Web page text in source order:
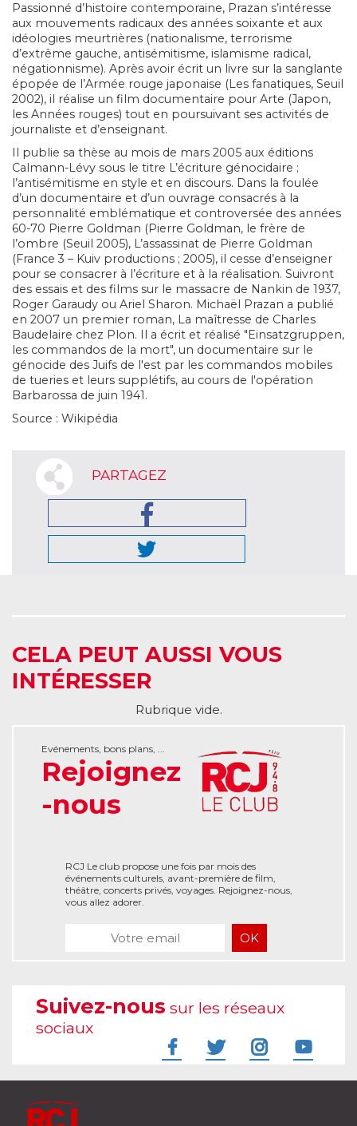
Passionné d’histoire contemporaine, Prazan s’intéresse
aux mouvements radicaux des années soixante et aux
idéologies meurtrières (nationalisme, terrorisme
d’extrême gauche, antisémitisme, islamisme radical,
négationnisme). Après avoir écrit un livre sur la sanglante
épopée de l’Armée rouge japonaise (Les fanatiques, Seuil
2002), il réalise un film documentaire pour Arte (Japon,
les Années rouges) tout en poursuivant ses activités de
journaliste et d’enseignant.
Il publie sa thèse au mois de mars 2005 aux éditions
Calmann-Lévy sous le titre L’écriture génocidaire ;
l’antisémitisme en style et en discours. Dans la foulée
d’un documentaire et d’un ouvrage consacrés à la
personnalité emblématique et controversée des années
60-70 Pierre Goldman (Pierre Goldman, le frère de
l’ombre (Seuil 2005), L’assassinat de Pierre Goldman
(France 3 – Kuiv productions ; 2005), il cesse d’enseigner
pour se consacrer à l’écriture et à la réalisation. Suivront
des essais et des films sur le massacre de Nankin de 1937,
Roger Garaudy ou Ariel Sharon. Michaël Prazan a publié
en 2007 un premier roman, La maîtresse de Charles
Baudelaire chez Plon. Il a écrit et réalisé "Einsatzgruppen,
les commandos de la mort", un documentaire sur le
génocide des Juifs de l'est par les commandos mobiles
de tueries et leurs supplétifs, au cours de l'opération
Barbarossa de juin 1941.
Source : Wikipédia
PARTAGEZ
CELA PEUT AUSSI VOUS
INTÉRESSER
Rubrique vide.
Evénements, bons plans, ...
Rejoignez
-nous
RCJ Le club propose une fois par mois des
événements culturels, avant-première de film,
théâtre, concerts privés, voyages. Rejoignez-nous,
vous allez adorer.
Suivez-nous sur les réseaux
sociaux